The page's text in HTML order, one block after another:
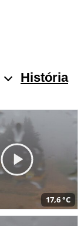
História
17,6 °C